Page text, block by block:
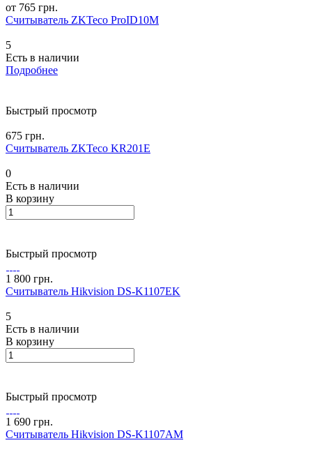
от 765 грн.
Считыватель ZKTeco ProID10M
5
Есть в наличии
Подробнее
Быстрый просмотр
675 грн.
Считыватель ZKTeco KR201E
0
Есть в наличии
В корзину
Быстрый просмотр
1 800 грн.
Считыватель Hikvision DS-K1107EK
5
Есть в наличии
В корзину
Быстрый просмотр
1 690 грн.
Считыватель Hikvision DS-K1107AM